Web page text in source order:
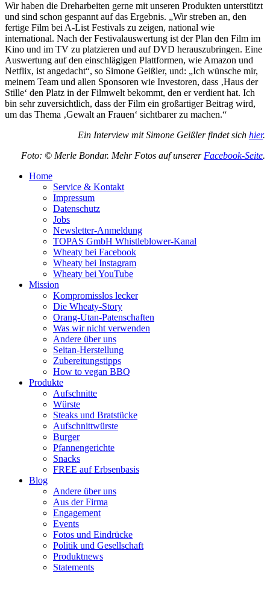
Wir haben die Dreharbeiten gerne mit unseren Produkten unterstützt
und sind schon gespannt auf das Ergebnis. „Wir streben an, den
fertige Film bei A-List Festivals zu zeigen, national wie
international. Nach der Festivalauswertung ist der Plan den Film im
Kino und im TV zu platzieren und auf DVD herauszubringen. Eine
Auswertung auf den einschlägigen Plattformen, wie Amazon und
Netflix, ist angedacht“, so Simone Geißler, und: „Ich wünsche mir,
meinem Team und allen Sponsoren wie Investoren, dass ‚Haus der
Stille‘ den Platz in der Filmwelt bekommt, den er verdient hat. Ich
bin sehr zuversichtlich, dass der Film ein großartiger Beitrag wird,
um das Thema ‚Gewalt an Frauen‘ sichtbarer zu machen.“
Ein Interview mit Simone Geißler findet sich hier.
Foto: © Merle Bondar. Mehr Fotos auf unserer Facebook-Seite.
Home
Service & Kontakt
Impressum
Datenschutz
Jobs
Newsletter-Anmeldung
TOPAS GmbH Whistleblower-Kanal
Wheaty bei Facebook
Wheaty bei Instagram
Wheaty bei YouTube
Mission
Kompromisslos lecker
Die Wheaty-Story
Orang-Utan-Patenschaften
Was wir nicht verwenden
Andere über uns
Seitan-Herstellung
Zubereitungstipps
How to vegan BBQ
Produkte
Aufschnitte
Würste
Steaks und Bratstücke
Aufschnittwürste
Burger
Pfannengerichte
Snacks
FREE auf Erbsenbasis
Blog
Andere über uns
Aus der Firma
Engagement
Events
Fotos und Eindrücke
Politik und Gesellschaft
Produktnews
Statements